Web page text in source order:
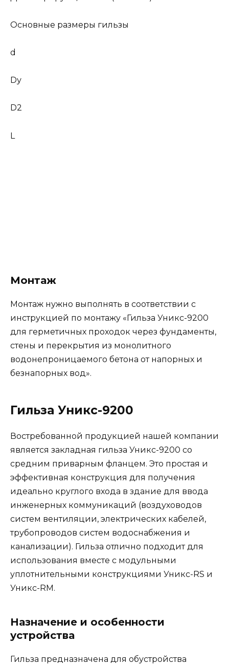
Основные размеры гильзы
d
Dу
D2
L
Монтаж
Монтаж нужно выполнять в соответствии с
инструкцией по монтажу «Гильза Уникс-9200
для герметичных проходок через фундаменты,
стены и перекрытия из монолитного
водонепроницаемого бетона от напорных и
безнапорных вод».
Гильза Уникс-9200
Востребованной продукцией нашей компании
является закладная гильза Уникс-9200 со
средним приварным фланцем. Это простая и
эффективная конструкция для получения
идеально круглого входа в здание для ввода
инженерных коммуникаций (воздуховодов
систем вентиляции, электрических кабелей,
трубопроводов систем водоснабжения и
канализации). Гильза отлично подходит для
использования вместе с модульными
уплотнительными конструкциями Уникс-RS и
Уникс-RМ.
Назначение и особенности
устройства
Гильза предназначена для обустройства